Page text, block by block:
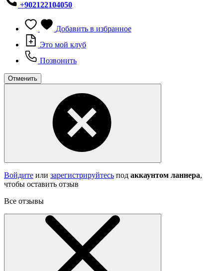
+902122104050
Добавить в избранное
Это мой клуб
Позвонить
Отменить
Войдите или зарегистрируйтесь под аккаунтом ланнера,
чтобы оставить отзыв
Все отзывы